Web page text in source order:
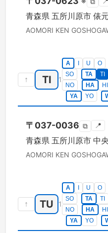
青森県 五所川原市 俵元
AOMORI KEN
↑ TI 1
A U O
SO
TA TI
NO
HA HI
YA
YO
〒 037-0036 ⧉ 📍
青森県 五所川原市 中央
AOMORI KEN
↑ TU 1
A U O
SO
TA TI
NO
HA HI
YA
YO